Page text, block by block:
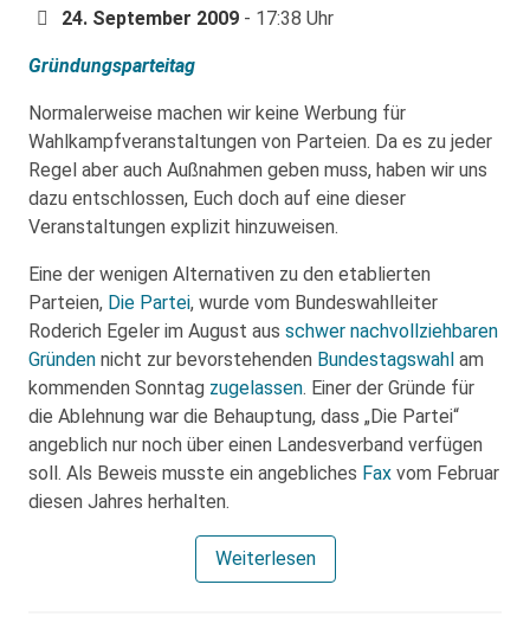
24. September 2009 - 17:38 Uhr
Gründungsparteitag
Normalerweise machen wir keine Werbung für
Wahlkampfveranstaltungen von Parteien. Da es zu jeder
Regel aber auch Außnahmen geben muss, haben wir uns
dazu entschlossen, Euch doch auf eine dieser
Veranstaltungen explizit hinzuweisen.
Eine der wenigen Alternativen zu den etablierten
Parteien, Die Partei, wurde vom Bundeswahlleiter
Roderich Egeler im August aus schwer nachvollziehbaren
Gründen nicht zur bevorstehenden Bundestagswahl am
kommenden Sonntag zugelassen. Einer der Gründe für
die Ablehnung war die Behauptung, dass „Die Partei“
angeblich nur noch über einen Landesverband verfügen
soll. Als Beweis musste ein angebliches Fax vom Februar
diesen Jahres herhalten.
Weiterlesen